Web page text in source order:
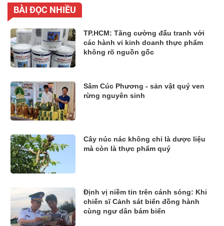
BÀI ĐỌC NHIỀU
TP.HCM: Tăng cường đấu tranh với
các hành vi kinh doanh thực phẩm
không rõ nguồn gốc
Sâm Cúc Phương - sản vật quý ven
rừng nguyên sinh
Cây núc nác không chỉ là dược liệu
mà còn là thực phẩm quý
Định vị niềm tin trên cánh sóng: Khi
chiến sĩ Cảnh sát biển đồng hành
cùng ngư dân bám biển